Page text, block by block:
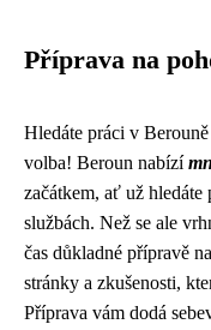
Příprava na
Hledáte práci v
volba! Beroun nabízí
začátkem, ať už
službách. Než se ale
čas důkladné přípravě
stránky a zkušenosti,
Příprava vám dodá